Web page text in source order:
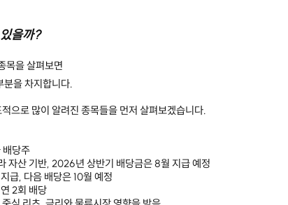
을까?
목을 살펴보면
분을 차지합니다.
으로 많이 알려진 종목들을 먼저 살펴보겠습니다.
배당주
자산 기반, 2026년 상반기 배당금은 8월 지급 예정
급, 다음 배당은 10월 예정
2회 배당